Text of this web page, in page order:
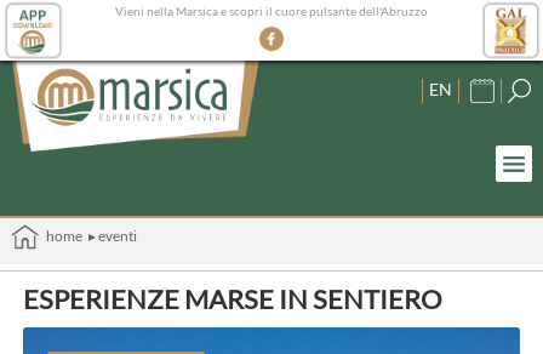
Vieni nella Marsica e scopri il cuore pulsante dell'Abruzzo
EN
home ▸ eventi
ESPERIENZE MARSE IN SENTIERO